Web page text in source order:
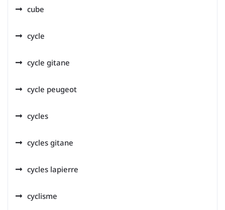
cube
cycle
cycle gitane
cycle peugeot
cycles
cycles gitane
cycles lapierre
cyclisme